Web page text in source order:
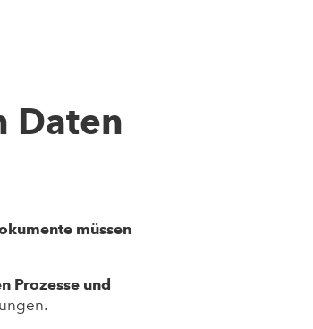
Daten
müssen
Prozesse und